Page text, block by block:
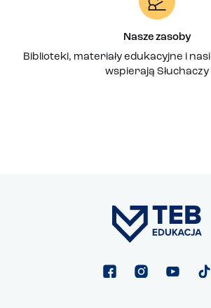
Nasze zasoby
Biblioteki, materiały edukacyjne i
wspierają Słuchaczy